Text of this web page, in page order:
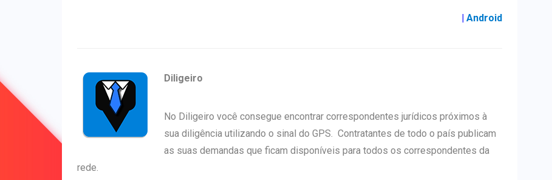
| Android
Diligeiro
No Diligeiro você consegue encontrar correspondentes jurídicos próximos à
sua diligência utilizando o sinal do GPS. Contratantes de todo o país publicam
as suas demandas que ficam disponíveis para todos os correspondentes da
rede.